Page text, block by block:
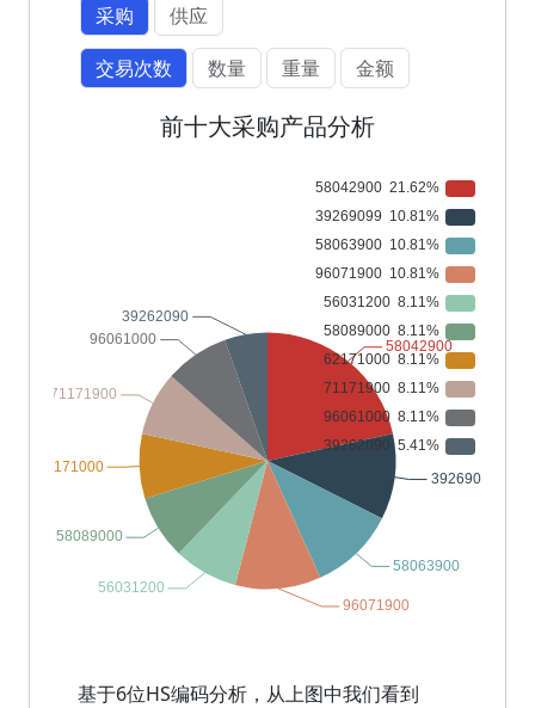
采购
供应
交易次数
数量 重量 金额
前十大采购产品分析
基于6位HS编码分析，从上图中我们看到